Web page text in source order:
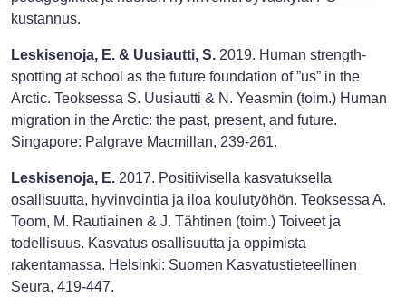
kustannus.
Leskisenoja, E. & Uusiautti, S. 2019. Human strength-
spotting at school as the future foundation of ”us” in the
Arctic. Teoksessa S. Uusiautti & N. Yeasmin (toim.) Human
migration in the Arctic: the past, present, and future.
Singapore: Palgrave Macmillan, 239-261.
Leskisenoja, E. 2017. Positiivisella kasvatuksella
osallisuutta, hyvinvointia ja iloa koulutyöhön. Teoksessa A.
Toom, M. Rautiainen & J. Tähtinen (toim.) Toiveet ja
todellisuus. Kasvatus osallisuutta ja oppimista
rakentamassa. Helsinki: Suomen Kasvatustieteellinen
Seura, 419-447.